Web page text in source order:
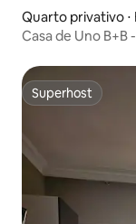
Quarto privativo ⋅
Casa de Uno B+B
Superhost
Superhost